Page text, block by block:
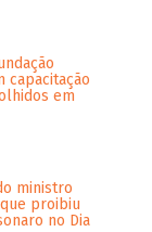
capacitação
em
ministro
proibiu
no Dia